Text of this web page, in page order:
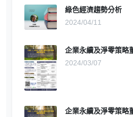
綠色經濟趨勢分析
2024/04/11
企業永續及淨零策略
2024/03/07
企業永續及淨零策略